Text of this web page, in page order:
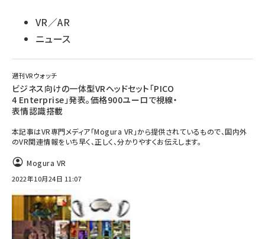
VR／AR
ニュース
週刊VRウォッチ
ビジネス向けの一体型VRヘッドセット「PICO
4 Enterprise」発表。価格900ユーロで視線・
表情認識搭載
本記事はVR専門メディア「Mogura VR」から提供されているもので、国内外
のVR関連情報をいち早く、正しく、分かりやすくお伝えします。
Mogura VR
2022年10月24日 11:07